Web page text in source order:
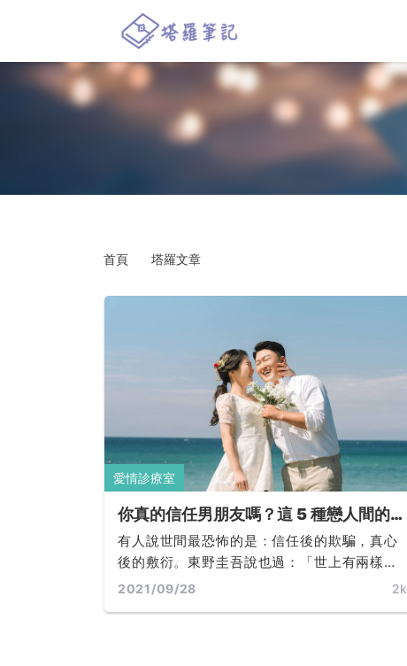
首頁 塔羅文章
愛情診療室
你真的信任男朋友嗎？這 5 種戀人間的靈
魂考驗，你們能不能安然度過呢？
有人說世間最恐怖的是：信任後的欺騙，真心
後的敷衍。東野圭吾說也過：「世上有兩樣東
西不可直視，一是太陽，二是人心」... ...
2021/09/28 2k